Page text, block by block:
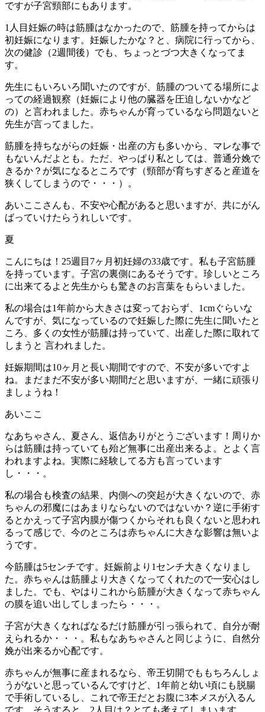
ですが子宮頸部にもあります。
1人目妊娠の時は筋腫はなかったので、筋腫を持ってからは
初妊娠になります。妊娠したかな？と、病院に行ってから、
次の健診（2週間後）でも、ちょっとづつ大きくなってま
す。
先生にもいろいろ聞いたのですが、筋腫のついてる場所によ
っての経過観察（妊娠により他の臓器を圧迫しないかなど
の）と言われました。赤ちゃんが育っているなら問題ないと
先生が言ってました。
筋腫を持ちながらの妊娠・出産の方も多いから、マレな事で
もないんだよとも。ただ、やっぱり私としては、普通分娩で
きるか？が気になるところです（頸部が育ちすぎると産道を
狭くしてしまうので・・・）。
あいここさんも、不安や心配があると思いますが、共にがん
ばっていけたらうれしいです。
夏
こんにちは！25週目7ヶ月初妊婦の33歳です。私も子宮筋腫
を持っています。子宮の裏側にあるそうです。珍しいところ
に出来てるよと先生からも驚きのお言葉をもらいました。
私の場合は1年前から大きさは変っておらず、1cmぐらいな
んですが、気になっているので妊娠した際に先生に聞いたと
ころ、多くの女性が筋腫は持っていて、出産した際に取れて
しまうと 言われました。
妊娠期間は10ヶ月と長い期間ですので、不安が多いですよ
ね。まだまだ不安が多い期間だと思いますが、一緒に頑張り
ましょうね！
あいここ
なあちゃさん、夏さん、返信ありがとうございます！周りか
らは筋腫は持っていても殆ど無事に出産出来るよ。とよく言
われますよね。実際に経験してる方も言っています
し・・・。
私の場合も検査の結果、内側への突起が大きくないので、赤
ちゃんの邪魔にはあまりならないのではないか？逆に手術す
るとかえって子宮内膜が傷つくからそれも良くないと思われ
るって感じで、今のところは赤ちゃんに大きな影響は無いよ
うです。
今筋腫は5センチです。妊娠前より1センチ大きくなりまし
た。赤ちゃんは筋腫より大きくなってくれたので一安心はし
ました。でも、やはりこれから筋腫が大きくなって赤ちゃん
の膜を追い出してしまったら・・・。
子宮が大きくなればなるだけ筋腫が引っ張られて、自分が耐
えられるか・・・。私もなあちゃさんと同じように、自然分
娩が出来るか心配です。
赤ちゃんが無事に産まれるなら、帝王切開でももちろんしょ
うがないと思っているんですけど、1年前と幼い頃にも脱腸
で手術しているし、これで帝王だとお腹に3本メスが入るん